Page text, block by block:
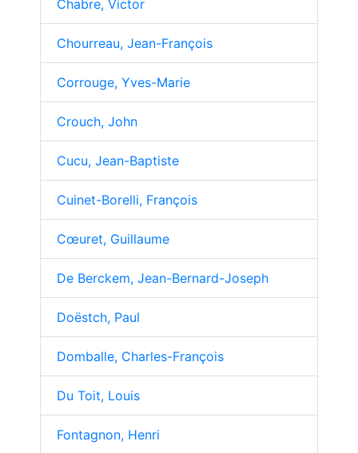
Chabre, Victor
Chourreau, Jean-François
Corrouge, Yves-Marie
Crouch, John
Cucu, Jean-Baptiste
Cuinet-Borelli, François
Cœuret, Guillaume
De Berckem, Jean-Bernard-Joseph
Doëstch, Paul
Domballe, Charles-François
Du Toit, Louis
Fontagnon, Henri